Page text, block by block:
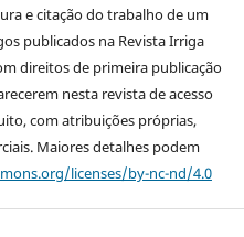
e citação do trabalho de um
publicados na Revista Irriga
direitos de primeira publicação
nesta revista de acesso
com atribuições próprias,
Maiores detalhes podem
licenses/by-nc-nd/4.0